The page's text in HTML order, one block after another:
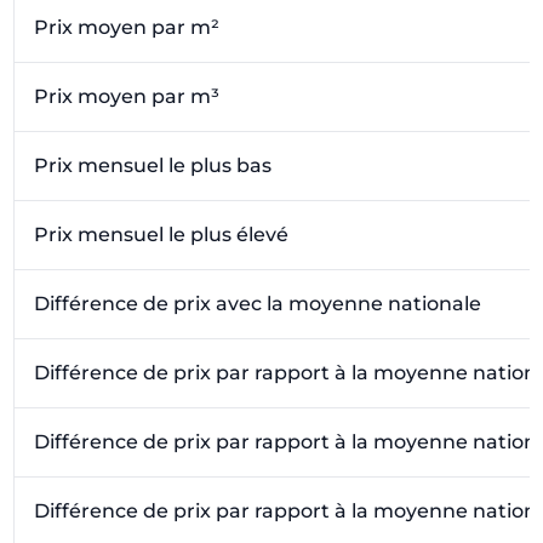
Prix moyen par m²
Prix moyen par m³
Prix mensuel le plus bas
Prix mensuel le plus élevé
Différence de prix avec la moyenne nationale
Différence de prix par rapport à la moyenne
Différence de prix par rapport à la moyenne
Différence de prix par rapport à la moyenne